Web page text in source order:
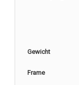
Gewicht
Frame